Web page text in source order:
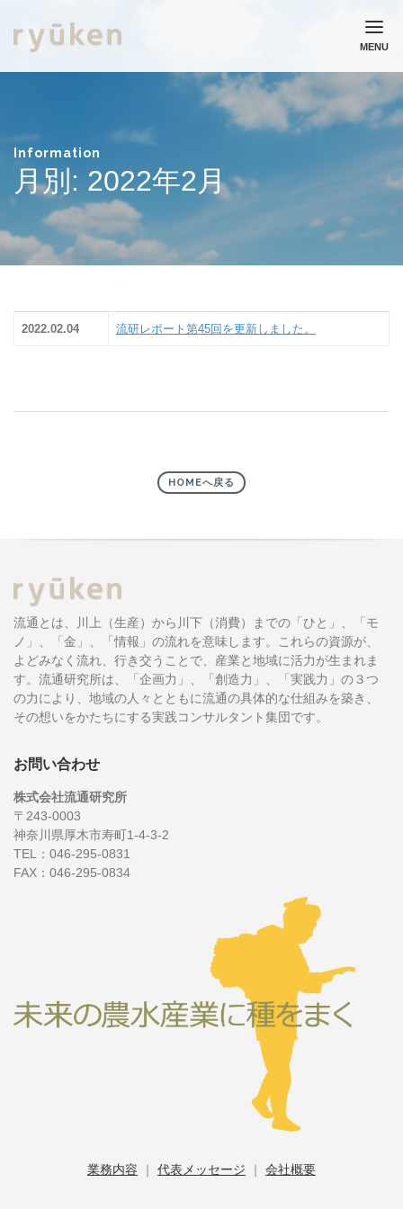
業務実績
コラム
ニュース
採用情報
お問い合わせ
MENU
Information
月別: 2022年2月
2022.02.04 流研レポート第45回を更新しました。
HOMEへ戻る
流通とは、川上（生産）から川下（消費）までの「ひと」、「モ
ノ」、「金」、「情報」の流れを意味します。これらの資源が、
よどみなく流れ、行き交うことで、産業と地域に活力が生まれま
す。流通研究所は、「企画力」、「創造力」、「実践力」の３つ
の力により、地域の人々とともに流通の具体的な仕組みを築き、
その想いをかたちにする実践コンサルタント集団です。
お問い合わせ
株式会社流通研究所
〒243-0003
神奈川県厚木市寿町1-4-3-2
TEL：046-295-0831
FAX：046-295-0834
業務内容 ｜ 代表メッセージ ｜ 会社概要